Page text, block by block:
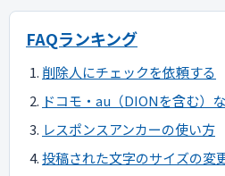
FAQランキング
削除人にチェックを依頼する
ドコモ・au（DIONを含む）
レスポンスアンカーの使い方
投稿された文字のサイズの変